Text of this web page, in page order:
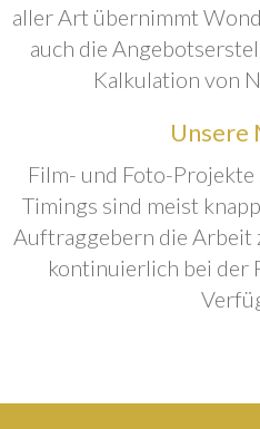
aller Art übernimmt
auch die
Kalkulation von
Unsere
Film- und Foto-
Timings sind meist
Auftraggebern die Arbeit
kontinuierlich bei der